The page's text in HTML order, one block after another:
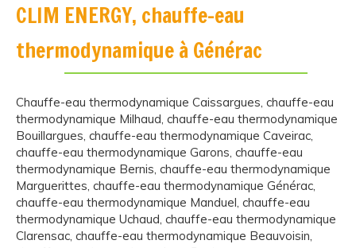
CLIM ENERGY, chauffe-eau
thermodynamique à Générac
Chauffe-eau thermodynamique Caissargues, chauffe-eau
thermodynamique Milhaud, chauffe-eau thermodynamique
Bouillargues, chauffe-eau thermodynamique Caveirac,
chauffe-eau thermodynamique Garons, chauffe-eau
thermodynamique Bernis, chauffe-eau thermodynamique
Marguerittes, chauffe-eau thermodynamique Générac,
chauffe-eau thermodynamique Manduel, chauffe-eau
thermodynamique Uchaud, chauffe-eau thermodynamique
Clarensac, chauffe-eau thermodynamique Beauvoisin,